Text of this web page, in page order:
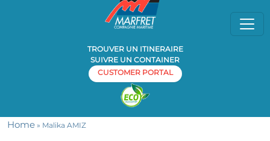
TROUVER UN ITINERAIRE
SUIVRE UN CONTAINER
CUSTOMER PORTAL
Home » Malika AMIZ